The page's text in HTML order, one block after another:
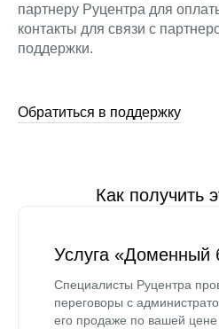
партнеру Руцентра для
контакты для связи с
поддержки.
Обратиться в поддержку
Как получить
Услуга «Доменный
Специалисты Руцентра
переговоры с
его продаже по вашей цене